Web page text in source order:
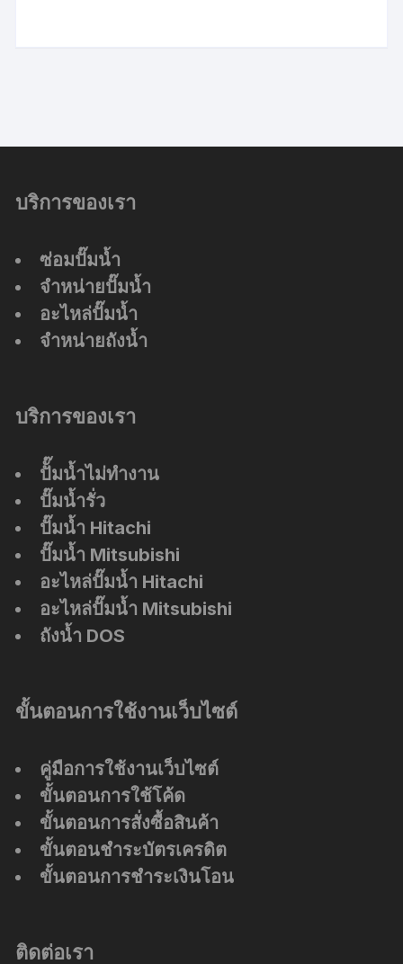
บริการของเรา
ซ่อมปั๊มน้ำ
จำหน่ายปั๊มน้ำ
อะไหล่ปั๊มน้ำ
จำหน่ายถังน้ำ
บริการของเรา
ปัั๊มน้ำไม่ทำงาน
ปั๊มน้ำรั่ว
ปั๊มน้ำ Hitachi
ปั๊มน้ำ Mitsubishi
อะไหล่ปั๊มน้ำ Hitachi
อะไหล่ปั๊มน้ำ Mitsubishi
ถังน้ำ DOS
ขั้นตอนการใช้งานเว็บไซต์
คู่มือการใช้งานเว็บไซต์
ขั้นตอนการใช้โค้ด
ขั้นตอนการสั่งซื้อสินค้า
ขั้นตอนชำระบัตรเครดิต
ขั้นตอนการชำระเงินโอน
ติดต่อเรา